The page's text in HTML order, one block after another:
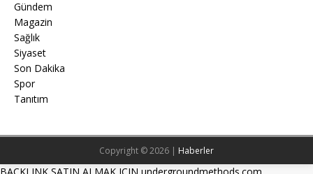
Gündem
Magazin
Sağlık
Siyaset
Son Dakika
Spor
Tanıtım
Copyright © 2026 | Haberler